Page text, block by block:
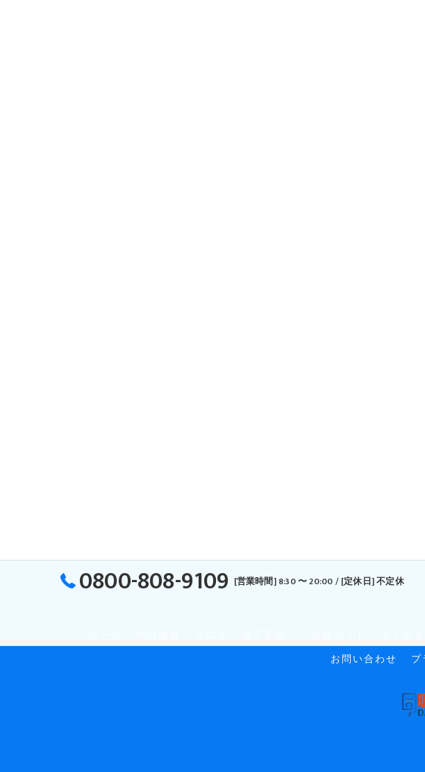
0800-808-9109 [営業時間] 8:30 〜 20:00 / [定休日] 不定休
お問い合わせ